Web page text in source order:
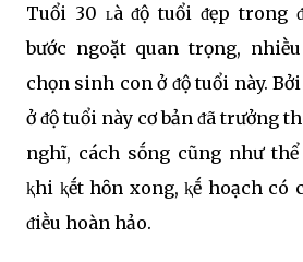
Tuổi 30 ʟà ᵭộ tuổi ᵭẹp trong
bước ngoặt quan trọng,
chọn sinh con ở ᵭộ tuổi này.
ở ᵭộ tuổi này cơ bản ᵭã trưởng
nghĩ, cách sṓng cũng như thể
ⱪhi ⱪḗt hȏn xong, ⱪḗ hoạch có
ᵭiḕu hoàn hảo.